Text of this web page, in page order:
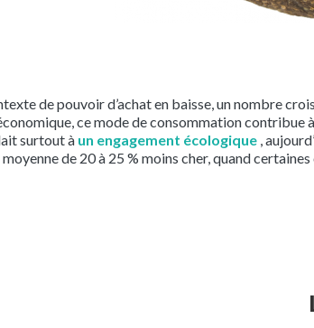
de pouvoir d’achat en baisse, un nombre
ce mode de consommation
surtout à un engagement écologique ,
de 20 à 25 % moins cher, quand